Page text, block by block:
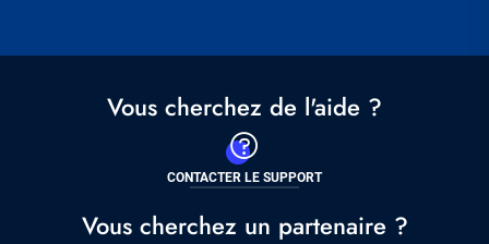
Vous cherchez de l'aide ?
CONTACTER LE SUPPORT
Vous cherchez un partenaire ?